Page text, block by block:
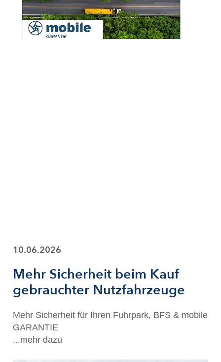
10.06.2026
Mehr Sicherheit beim Kauf
gebrauchter Nutzfahrzeuge
Mehr Sicherheit für Ihren Fuhrpark, BFS & mobile
GARANTIE
...mehr dazu